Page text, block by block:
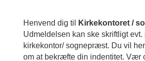
Henvend dig til Kirkekontoret /
Udmeldelsen kan ske skriftligt evt.
kirkekontor/ sognepræst. Du vil
om at bekræfte din indentitet. Vær